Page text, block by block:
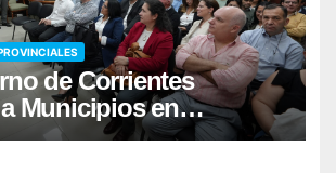
de Corrientes
Municipios en
Fiscal